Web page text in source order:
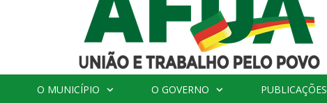
O MUNICÍPIO O GOVERNO PUBLICAÇÕES